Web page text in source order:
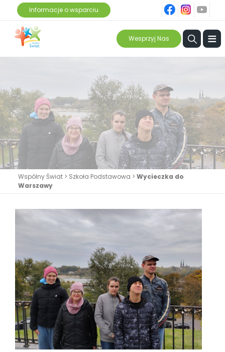
Informacje o wsparciu
ins
Wesprzyj Nas ≡
Wspólny Świat > Szkoła Podstawowa > Wycieczka do
Warszawy